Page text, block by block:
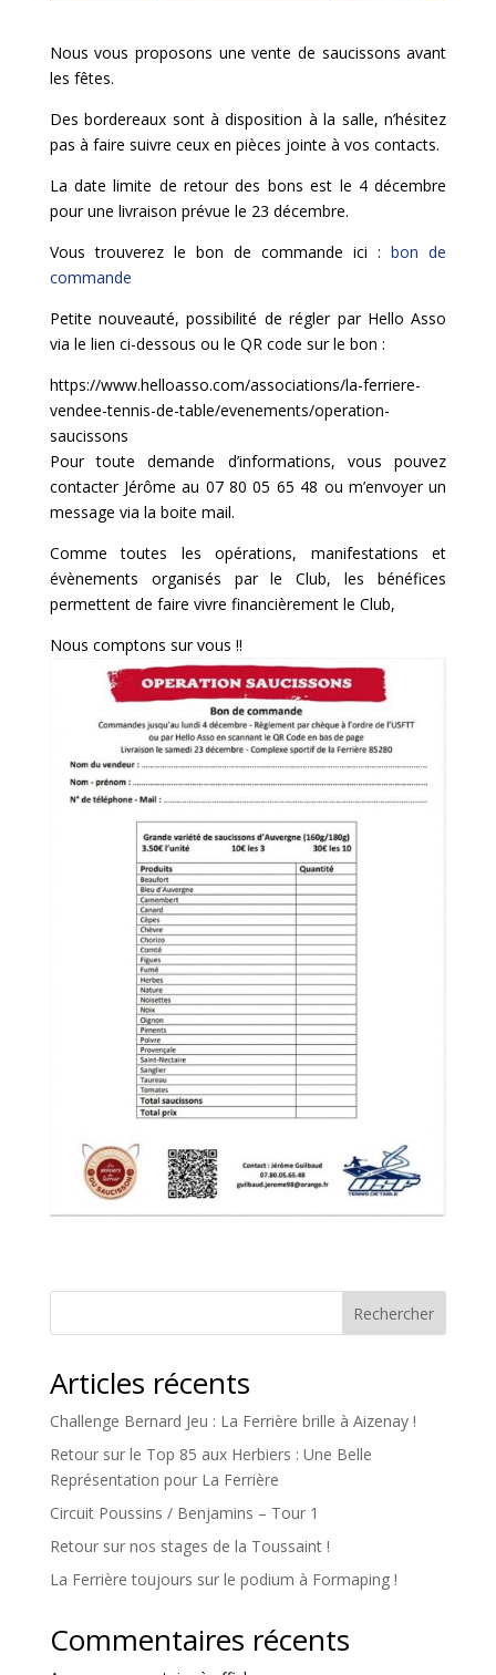
Nous vous proposons une vente de saucissons avant
les fêtes.
Des bordereaux sont à disposition à la salle, n’hésitez
pas à faire suivre ceux en pièces jointe à vos contacts.
La date limite de retour des bons est le 4 décembre
pour une livraison prévue le 23 décembre.
Vous trouverez le bon de commande ici :bon de
commande
Petite nouveauté, possibilité de régler par Hello Asso
via le lien ci-dessous ou le QR code sur le bon :
https://www.helloasso.com/associations/la-ferriere-
vendee-tennis-de-table/evenements/operation-
saucissons
Pour toute demande d’informations, vous pouvez
contacter Jérôme au 07 80 05 65 48 ou m’envoyer un
message via la boite mail.
Comme toutes les opérations, manifestations et
évènements organisés par le Club, les bénéfices
permettent de faire vivre financièrement le Club,
Nous comptons sur vous !!
Rechercher
Articles récents
Challenge Bernard Jeu : La Ferrière brille à Aizenay !
Retour sur le Top 85 aux Herbiers : Une Belle
Représentation pour La Ferrière
Circuit Poussins / Benjamins – Tour 1
Retour sur nos stages de la Toussaint !
La Ferrière toujours sur le podium à Formaping !
Commentaires récents